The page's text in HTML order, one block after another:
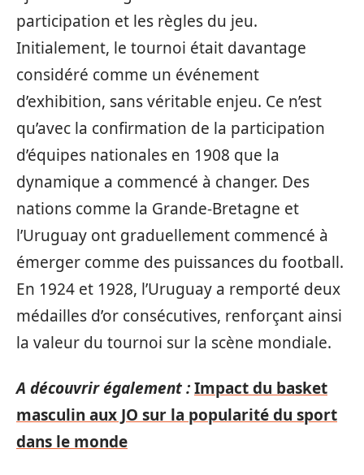
participation et les règles du jeu.
Initialement, le tournoi était davantage
considéré comme un événement
d’exhibition, sans véritable enjeu. Ce n’est
qu’avec la confirmation de la participation
d’équipes nationales en 1908 que la
dynamique a commencé à changer. Des
nations comme la Grande-Bretagne et
l’Uruguay ont graduellement commencé à
émerger comme des puissances du football.
En 1924 et 1928, l’Uruguay a remporté deux
médailles d’or consécutives, renforçant ainsi
la valeur du tournoi sur la scène mondiale.
A découvrir également :Impact du basket
masculin aux JO sur la popularité du sport
dans le monde